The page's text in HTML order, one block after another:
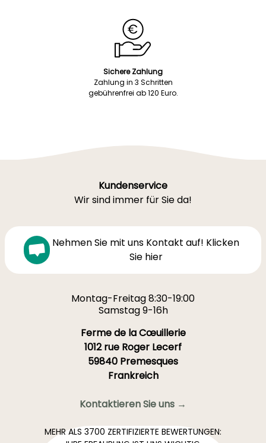
Sichere Zahlung
Zahlung in 3 Schritten
gebührenfrei ab 120 Euro.
Kundenservice
Wir sind immer für Sie da!
Nehmen Sie mit uns Kontakt auf! Klicken
Sie hier
Montag-Freitag 8:30-19:00
Samstag 9-16h
Ferme de la Cœuillerie
1012 rue Roger Lecerf
59840 Premesques
Frankreich
Kontaktieren Sie uns →
MEHR ALS 3700 ZERTIFIZIERTE BEWERTUNGEN: